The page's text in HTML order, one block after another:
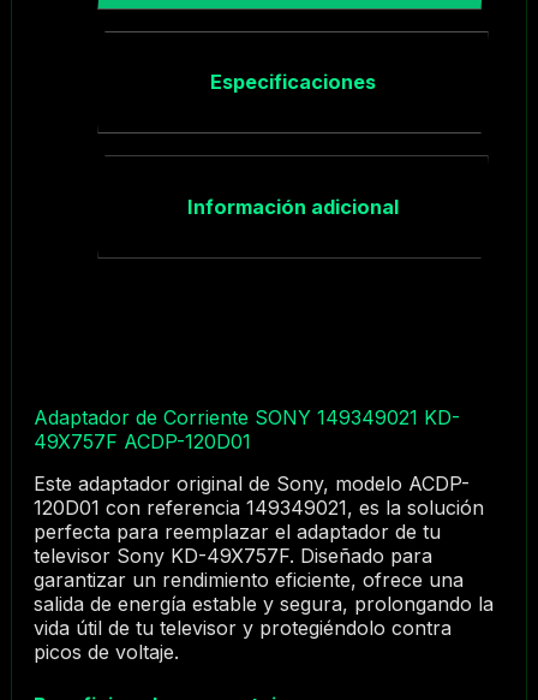
Especificaciones
Información adicional
Adaptador de Corriente SONY 149349021 KD-
49X757F ACDP-120D01
Este adaptador original de Sony, modelo ACDP-
120D01 con referencia 149349021, es la solución
perfecta para reemplazar el adaptador de tu
televisor Sony KD-49X757F. Diseñado para
garantizar un rendimiento eficiente, ofrece una
salida de energía estable y segura, prolongando la
vida útil de tu televisor y protegiéndolo contra
picos de voltaje.